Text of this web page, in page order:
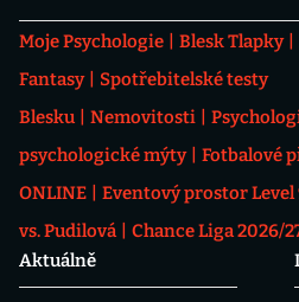
Moje Psychologie Blesk Tlapky
Fantasy
Spotřebitelské testy
Blesku
Nemovitosti
psychologické mýty
Fotbalové
ONLINE
Eventový prostor Level
vs. Pudilová
Chance Liga 2026/
Aktuálně